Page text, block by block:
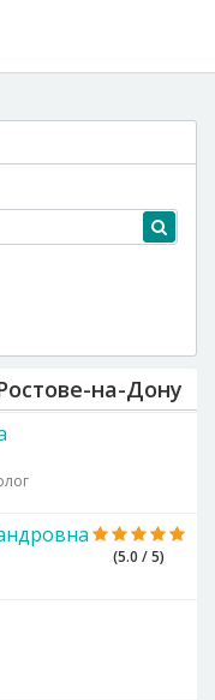
на-Дону
(5.0 / 5)